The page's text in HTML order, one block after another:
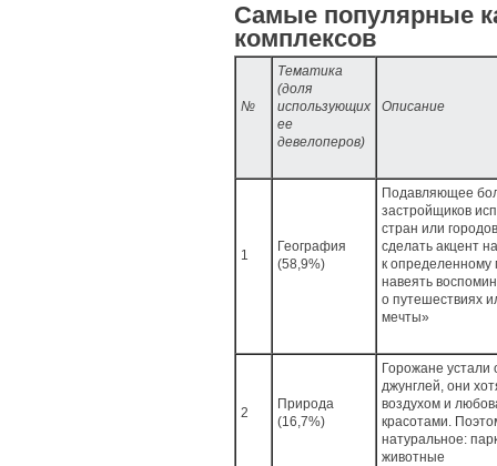
Самые популярные
комплексов
№
Тематика
(доля
использующих
ее
девелоперов)
Описание
1
География
(58,9%)
Подавляющее
застройщиков
стран или
сделать акцент
к определенному
навеять
о путешествиях
мечты»
2
Природа
(16,7%)
Горожане устали
джунглей, они
воздухом и
красотами.
натуральное:
животные